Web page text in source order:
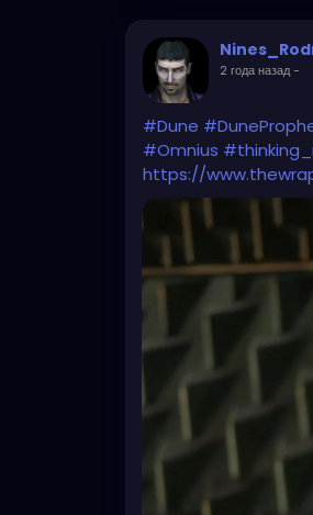
2 года назад-
#Dune
#Omnius
https://